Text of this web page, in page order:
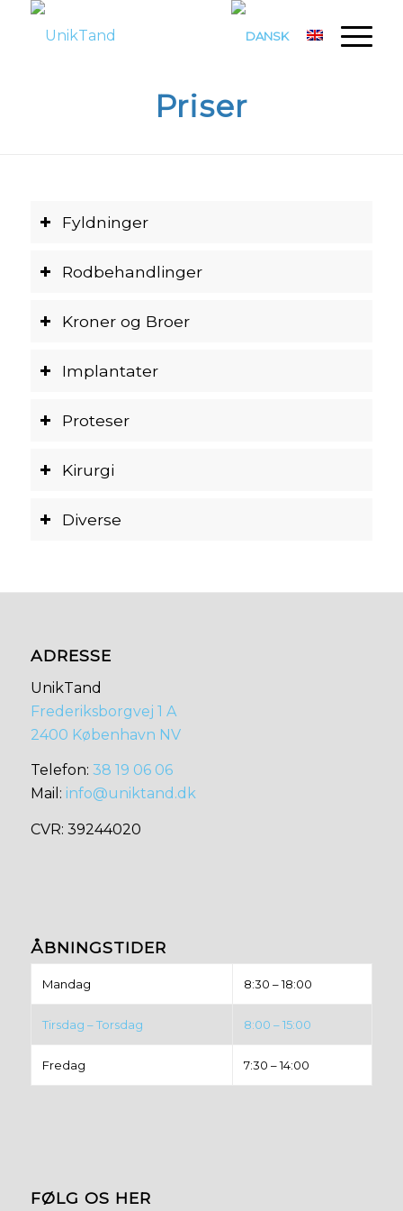
Priser
Fyldninger
Rodbehandlinger
Kroner og Broer
Implantater
Proteser
Kirurgi
Diverse
ADRESSE
UnikTand
Frederiksborgvej 1 A
2400 København NV
​​Telefon: 38 19 06 06
Mail: info@uniktand.dk
​CVR: 39244020
ÅBNINGSTIDER
Mandag 8:30 – 18:00
Tirsdag – Torsdag 8:00 – 15:00
Fredag 7:30 – 14:00
FØLG OS HER